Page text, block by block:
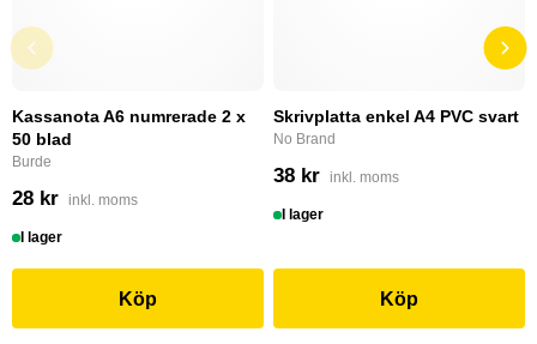
Kassanota A6 numrerade 2 x
50 blad
Burde
28 kr inkl. moms
I lager
Köp
Skrivplatta enkel A4 PVC svart
No Brand
38 kr inkl. moms
I lager
Köp